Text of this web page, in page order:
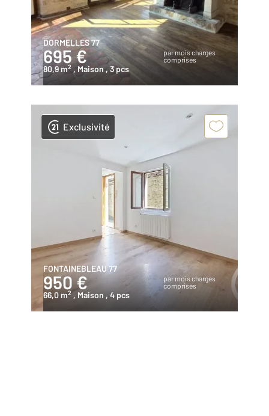
DORMELLES 77
695 €
par mois charges
comprises
80,9 m2 , Maison, 3 pcs
Exclusivité
FONTAINEBLEAU 77
950 €
par mois charges
comprises
66,0 m2 , Maison , 4 pcs